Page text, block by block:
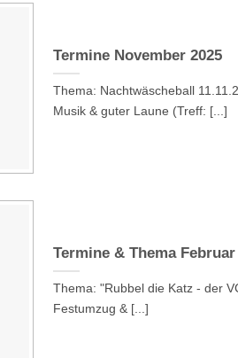
Termine November 2025
Thema: Nachtwäscheball
Musik & guter Laune (Treff: [...]
Termine & Thema Februar
Thema: "Rubbel die Katz - der
Festumzug & [...]